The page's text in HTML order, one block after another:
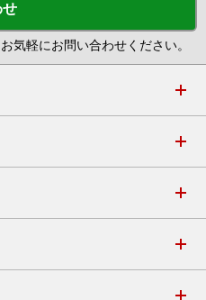
せ
気軽にお問い合わせください。